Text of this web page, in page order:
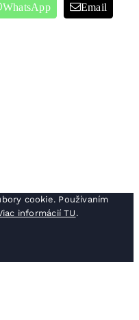
WhatsApp Email
cookie. Používaním
informácií TU.